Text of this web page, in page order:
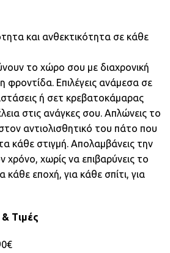
και ανθεκτικότητα σε κάθε
το χώρο σου με διαχρονική
φροντίδα. Επιλέγεις ανάμεσα σε
ή σετ κρεβατοκάμαρας
στις ανάγκες σου. Απλώνεις το
αντιολισθητικό του πάτο που
κάθε στιγμή. Απολαμβάνεις την
χωρίς να επιβαρύνεις το
κάθε εποχή, για κάθε σπίτι, για
Τιμές